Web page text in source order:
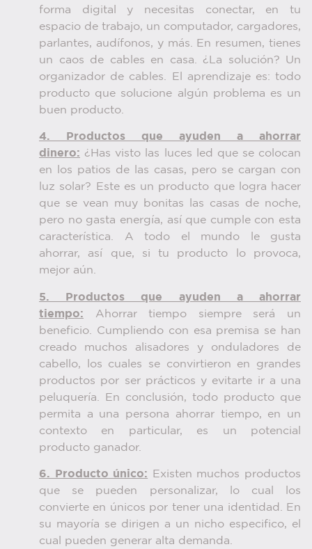
forma digital y necesitas conectar, en tu
espacio de trabajo, un computador, cargadores,
parlantes, audífonos, y más. En resumen, tienes
un caos de cables en casa. ¿La solución? Un
organizador de cables. El aprendizaje es: todo
producto que solucione algún problema es un
buen producto.
4. Productos que ayuden a ahorrar
dinero: ¿Has visto las luces led que se colocan
en los patios de las casas, pero se cargan con
luz solar? Este es un producto que logra hacer
que se vean muy bonitas las casas de noche,
pero no gasta energía, así que cumple con esta
característica. A todo el mundo le gusta
ahorrar, así que, si tu producto lo provoca,
mejor aún.
5. Productos que ayuden a ahorrar
tiempo: Ahorrar tiempo siempre será un
beneficio. Cumpliendo con esa premisa se han
creado muchos alisadores y onduladores de
cabello, los cuales se convirtieron en grandes
productos por ser prácticos y evitarte ir a una
peluquería. En conclusión, todo producto que
permita a una persona ahorrar tiempo, en un
contexto en particular, es un potencial
producto ganador.
6. Producto único: Existen muchos productos
que se pueden personalizar, lo cual los
convierte en únicos por tener una identidad. En
su mayoría se dirigen a un nicho especifico, el
cual pueden generar alta demanda.